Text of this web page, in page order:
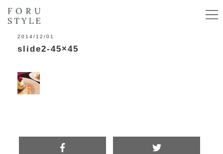
2014/12/01
slide2-45×45